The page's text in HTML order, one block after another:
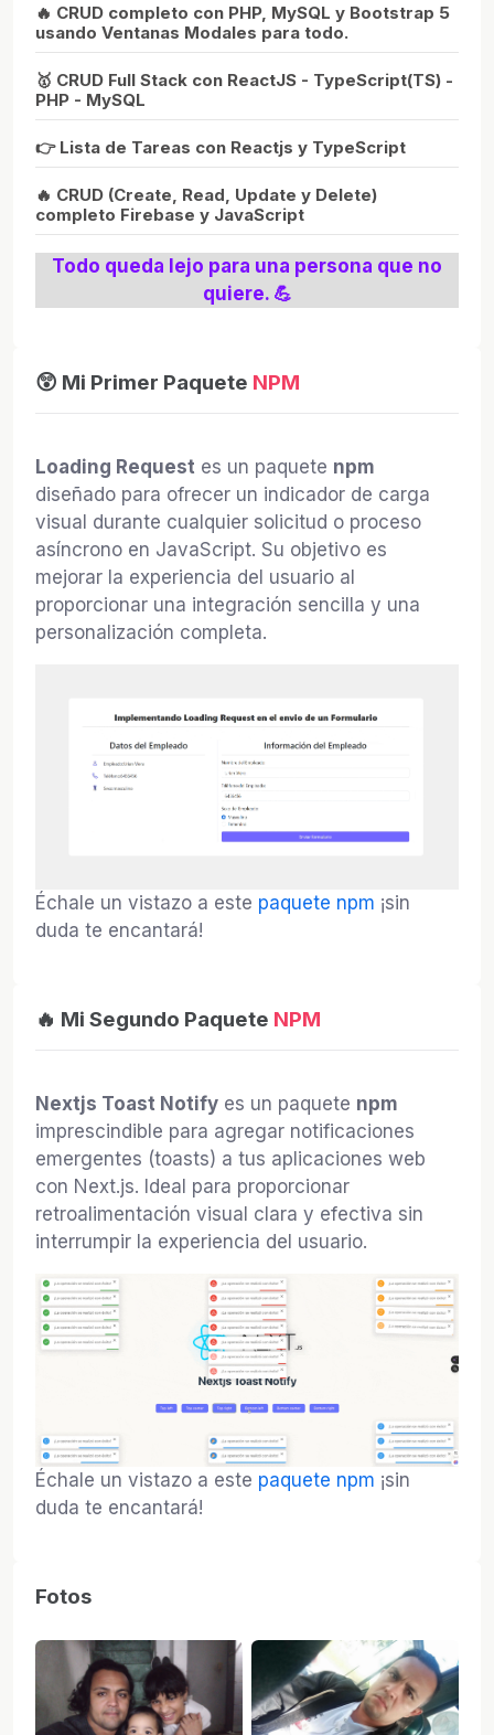
🔥 CRUD completo con PHP, MySQL y Bootstrap 5
usando Ventanas Modales para todo.
🥇 CRUD Full Stack con ReactJS - TypeScript(TS) -
PHP - MySQL
👉 Lista de Tareas con Reactjs y TypeScript
🔥 CRUD (Create, Read, Update y Delete)
completo Firebase y JavaScript
Todo queda lejo para una persona que no
quiere. 💪
😲 Mi Primer Paquete NPM
Loading Request es un paquete npm
diseñado para ofrecer un indicador de carga
visual durante cualquier solicitud o proceso
asíncrono en JavaScript. Su objetivo es
mejorar la experiencia del usuario al
proporcionar una integración sencilla y una
personalización completa.
Échale un vistazo a este paquete npm ¡sin
duda te encantará!
🔥 Mi Segundo Paquete NPM
Nextjs Toast Notify es un paquete npm
imprescindible para agregar notificaciones
emergentes (toasts) a tus aplicaciones web
con Next.js. Ideal para proporcionar
retroalimentación visual clara y efectiva sin
interrumpir la experiencia del usuario.
Échale un vistazo a este paquete npm ¡sin
duda te encantará!
Fotos